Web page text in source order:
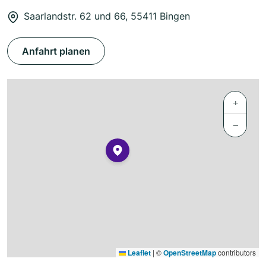
Saarlandstr. 62 und 66, 55411 Bingen
Anfahrt planen
+
−
Leaflet | ©OpenStreetMapcontributors